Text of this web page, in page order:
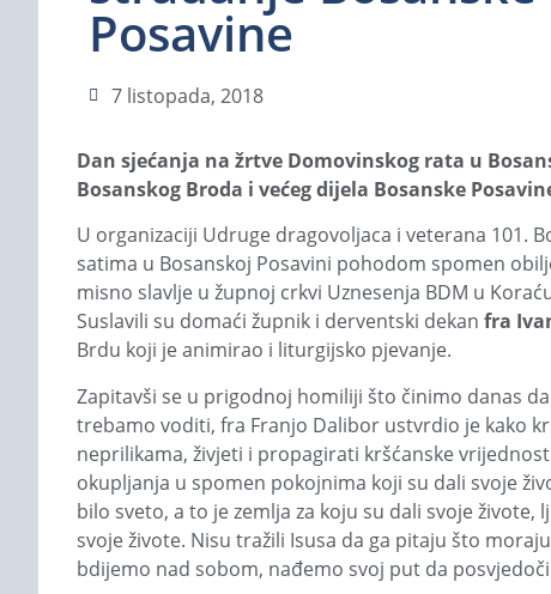
Posavine
7 listopada, 2018
Dan sjećanja na žrtve Domovinskog rata u
Bosanskog Broda i većeg dijela Bosanske
U organizaciji Udruge dragovoljaca i veterana 101.
satima u Bosanskoj Posavini pohodom spomen
misno slavlje u župnoj crkvi Uznesenja BDM u
Suslavili su domaći župnik i derventski dekan fra
Brdu koji je animirao i liturgijsko pjevanje.
Zapitavši se u prigodnoj homiliji što činimo danas
trebamo voditi, fra Franjo Dalibor ustvrdio je kako
neprilikama, živjeti i propagirati kršćanske
okupljanja u spomen pokojnima koji su dali svoje
bilo sveto, a to je zemlja za koju su dali svoje
svoje živote. Nisu tražili Isusa da ga pitaju što
bdijemo nad sobom, nađemo svoj put da